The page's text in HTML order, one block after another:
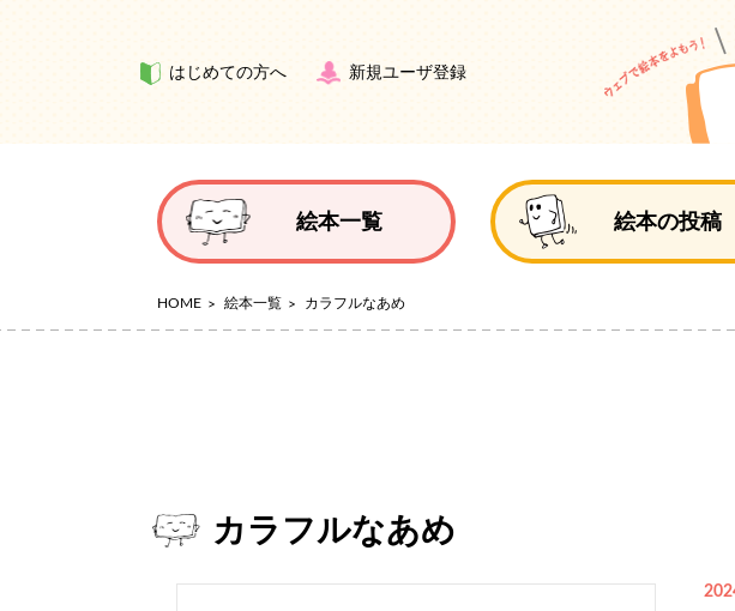
はじめての方へ 新規ユーザ登録
絵本一覧 絵本の投稿
HOME 絵本一覧 カラフルなあめ
カラフルなあめ